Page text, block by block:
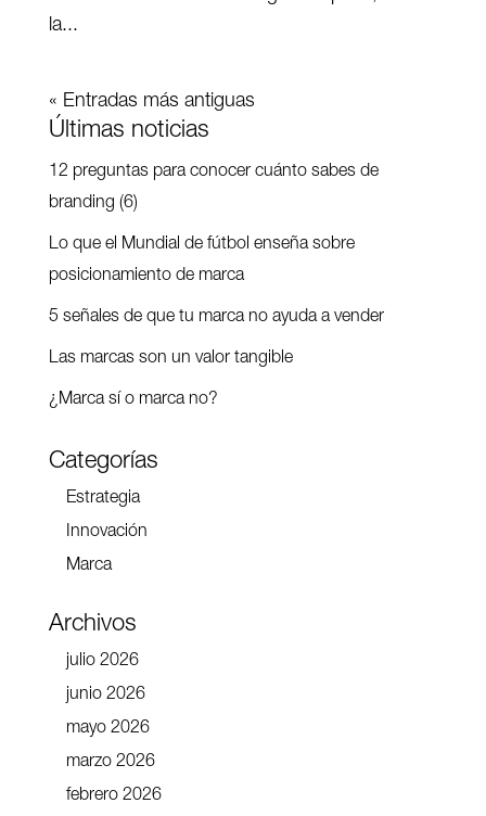
la...
« Entradas más antiguas
Últimas noticias
12 preguntas para conocer cuánto sabes de
branding (6)
Lo que el Mundial de fútbol enseña sobre
posicionamiento de marca
5 señales de que tu marca no ayuda a vender
Las marcas son un valor tangible
¿Marca sí o marca no?
Categorías
Estrategia
Innovación
Marca
Archivos
julio 2026
junio 2026
mayo 2026
marzo 2026
febrero 2026